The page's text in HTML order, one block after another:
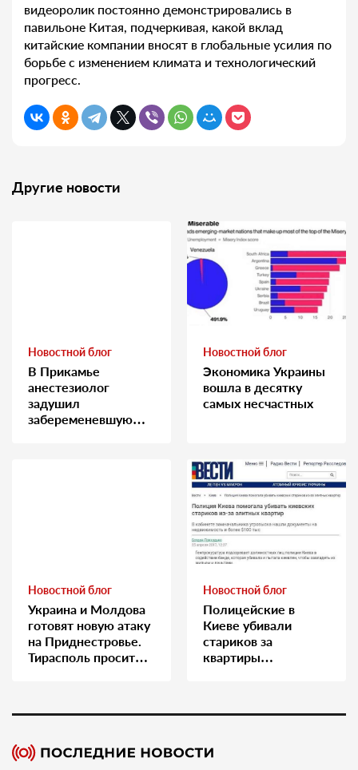
видеоролик постоянно демонстрировались в
павильоне Китая, подчеркивая, какой вклад
китайские компании вносят в глобальные усилия по
борьбе с изменением климата и технологический
прогресс.
Другие новости
Новостной блог
В Прикамье
анестезиолог
задушил
забеременевшую
Новостной блог
Экономика Украины
вошла в десятку
самых несчастных
Новостной блог
Украина и Молдова
готовят новую атаку
на Приднестровье.
Тирасполь просит
Новостной блог
Полицейские в
Киеве убивали
стариков за
квартиры…